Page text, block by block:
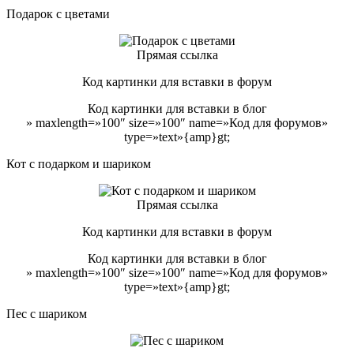
Подарок с цветами
Прямая ссылка
Код картинки для вставки в форум
Код картинки для вставки в блог
» maxlength=»100″ size=»100″ name=»Код для форумов»
type=»text»{amp}gt;
Кот с подарком и шариком
Прямая ссылка
Код картинки для вставки в форум
Код картинки для вставки в блог
» maxlength=»100″ size=»100″ name=»Код для форумов»
type=»text»{amp}gt;
Пес с шариком